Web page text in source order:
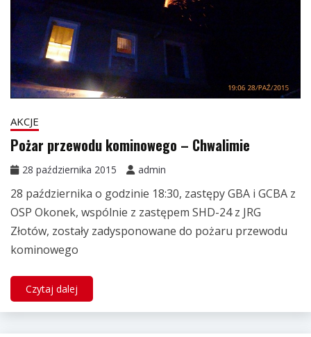
AKCJE
Pożar przewodu kominowego – Chwalimie
28 października 2015 admin
28 października o godzinie 18:30, zastępy GBA i GCBA z
OSP Okonek, wspólnie z zastępem SHD-24 z JRG
Złotów, zostały zadysponowane do pożaru przewodu
kominowego
Czytaj dalej